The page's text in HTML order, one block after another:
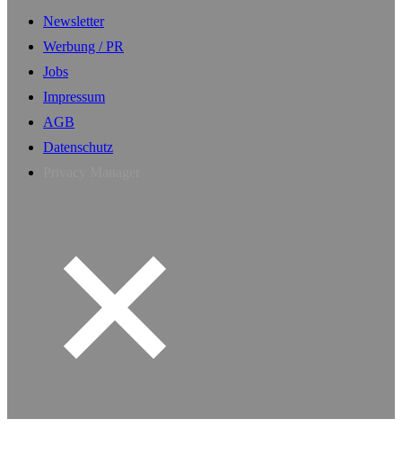
Newsletter
Werbung / PR
Jobs
Impressum
AGB
Datenschutz